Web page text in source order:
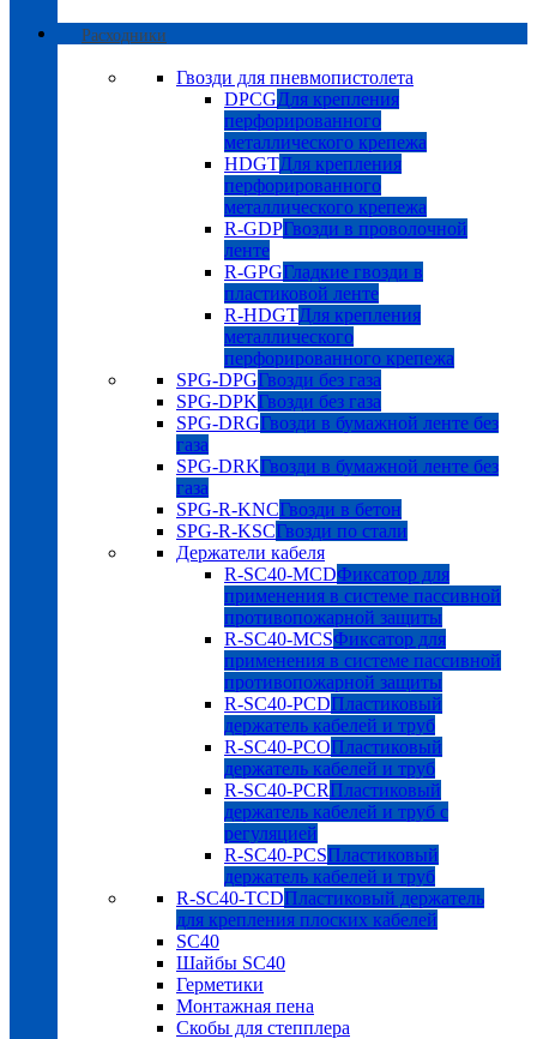
Расходники
Гвозди для пневмопистолета
DPCGДля крепления
перфорированного
металлического крепежа
HDGTДля крепления
перфорированного
металлического крепежа
R-GDPГвозди в проволочной
ленте
R-GPGГладкие гвозди в
пластиковой ленте
R-HDGTДля крепления
металлического
перфорированного крепежа
SPG-DPGГвозди без газа
SPG-DPKГвозди без газа
SPG-DRGГвозди в бумажной ленте без
газа
SPG-DRKГвозди в бумажной ленте без
газа
SPG-R-KNCГвозди в бетон
SPG-R-KSCГвозди по стали
Держатели кабеля
R-SC40-MCDФиксатор для
применения в системе пассивной
противопожарной защиты
R-SC40-MCSФиксатор для
применения в системе пассивной
противопожарной защиты
R-SC40-PCDПластиковый
держатель кабелей и труб
R-SC40-PCOПластиковый
держатель кабелей и труб
R-SC40-PCRПластиковый
держатель кабелей и труб с
регуляцией
R-SC40-PCSПластиковый
держатель кабелей и труб
R-SC40-TCDПластиковый держатель
для крепления плоских кабелей
SC40
Шайбы SC40
Герметики
Монтажная пена
Скобы для степплера